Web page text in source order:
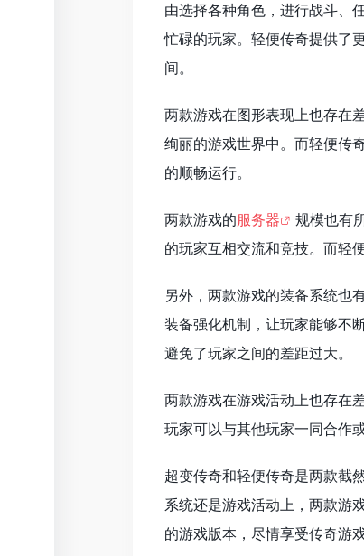
由选择各种角色，进行战斗、
忙碌的玩家。轻便传奇提供了
间。
两款游戏在图形表现上也存在
绚丽的游戏世界中。而轻便传
的顺畅运行。
两款游戏的服务器
规模也有
的玩家互相交流和竞技。而轻
另外，两款游戏的装备系统也
装备强化机制，让玩家能够不
避免了玩家之间的差距过大。
两款游戏在游戏活动上也存在
玩家可以与其他玩家一同合作
超变传奇和轻便传奇是两款截
系统还是游戏活动上，两款游
的游戏版本，尽情享受传奇游